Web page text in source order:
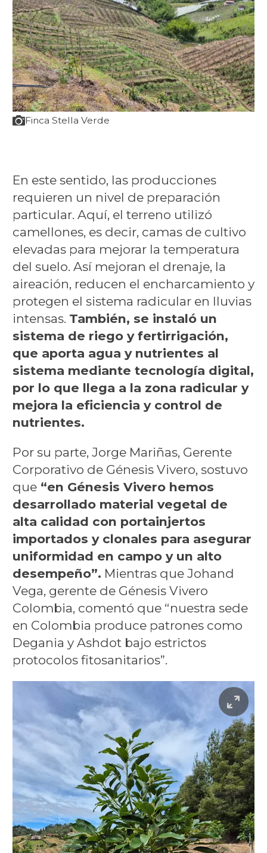
Finca Stella Verde
En este sentido, las producciones
requieren un nivel de preparación
particular. Aquí, el terreno utilizó
camellones, es decir, camas de cultivo
elevadas para mejorar la temperatura
del suelo. Así mejoran el drenaje, la
aireación, reducen el encharcamiento y
protegen el sistema radicular en lluvias
intensas. También, se instaló un
sistema de riego y fertirrigación,
que aporta agua y nutrientes al
sistema mediante tecnología digital,
por lo que llega a la zona radicular y
mejora la eficiencia y control de
nutrientes.
Por su parte, Jorge Mariñas, Gerente
Corporativo de Génesis Vivero, sostuvo
que“en Génesis Vivero hemos
desarrollado material vegetal de
alta calidad con portainjertos
importados y clonales para asegurar
uniformidad en campo y un alto
desempeño”. Mientras que Johand
Vega, gerente de Génesis Vivero
Colombia, comentó que “nuestra sede
en Colombia produce patrones como
Degania y Ashdot bajo estrictos
protocolos fitosanitarios”.